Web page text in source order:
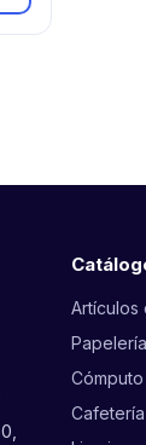
Artículos
Papelería
Cómputo
Cafetería